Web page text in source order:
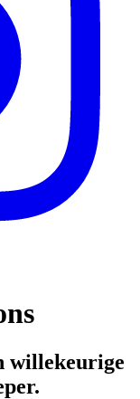
willekeurige